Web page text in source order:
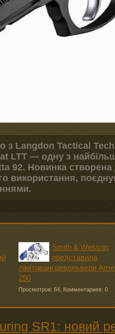
з Langdon Tactical
LTT — одну з
92. Новинка створена
використання,
Smith & Wesson
представила
лімітовані револьвери
250
Просмотров: 64 Комментариев: 0
SR1: новий